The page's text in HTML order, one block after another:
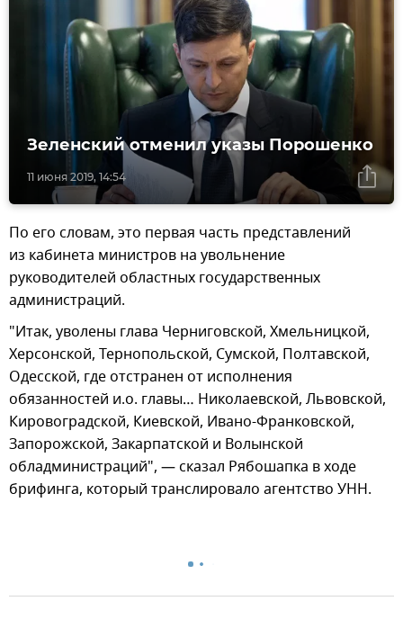
11 июня 2019, 14:54
Зеленский отменил указы Порошенко
По его словам, это первая часть представлений
из кабинета министров на увольнение
руководителей областных государственных
администраций.
"Итак, уволены глава Черниговской, Хмельницкой,
Херсонской, Тернопольской, Сумской, Полтавской,
Одесской, где отстранен от исполнения
обязанностей и.о. главы… Николаевской, Львовской,
Кировоградской, Киевской, Ивано-Франковской,
Запорожской, Закарпатской и Волынской
обладминистраций", — сказал Рябошапка в ходе
брифинга, который транслировало агентство УНН.